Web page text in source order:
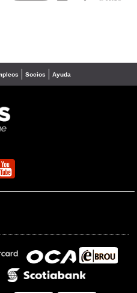
Socios Ayuda